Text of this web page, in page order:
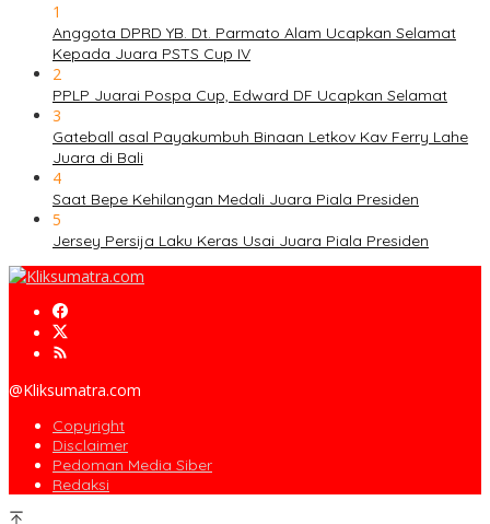
1
Anggota DPRD YB. Dt. Parmato Alam Ucapkan Selamat
Kepada Juara PSTS Cup IV
2
PPLP Juarai Pospa Cup, Edward DF Ucapkan Selamat
3
Gateball asal Payakumbuh Binaan Letkov Kav Ferry Lahe
Juara di Bali
4
Saat Bepe Kehilangan Medali Juara Piala Presiden
5
Jersey Persija Laku Keras Usai Juara Piala Presiden
@Kliksumatra.com
Copyright
Disclaimer
Pedoman Media Siber
Redaksi